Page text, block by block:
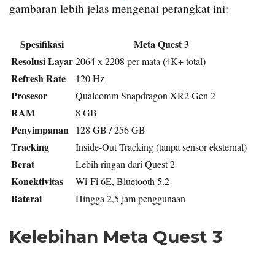
gambaran lebih jelas mengenai perangkat ini:
Spesifikasi
Meta Quest 3
Resolusi Layar2064 x 2208 per mata (4K+ total)
Refresh Rate 120 Hz
Prosesor Qualcomm Snapdragon XR2 Gen 2
RAM 8 GB
Penyimpanan 128 GB / 256 GB
Tracking Inside-Out Tracking (tanpa sensor eksternal)
Berat Lebih ringan dari Quest 2
Konektivitas Wi-Fi 6E, Bluetooth 5.2
Baterai Hingga 2,5 jam penggunaan
Kelebihan Meta Quest 3